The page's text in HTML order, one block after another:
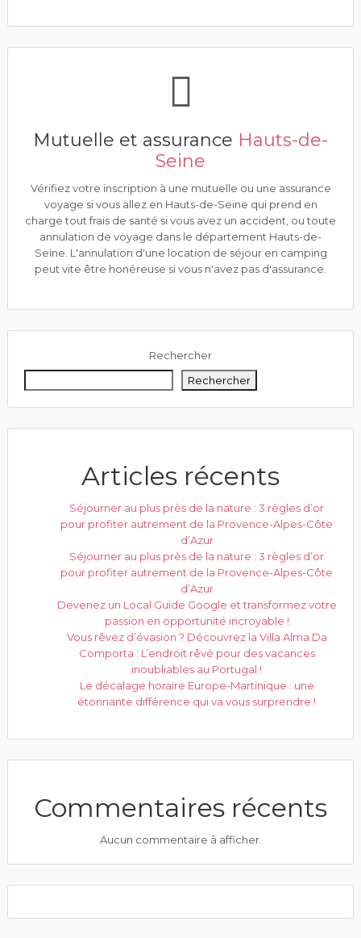
Mutuelle et assurance Hauts-de-
Seine
Vérifiez votre inscription à une mutuelle ou une assurance
voyage si vous allez en Hauts-de-Seine qui prend en
charge tout frais de santé si vous avez un accident, ou toute
annulation de voyage dans le département Hauts-de-
Seine. L'annulation d'une location de séjour en camping
peut vite être honéreuse si vous n'avez pas d'assurance.
Rechercher
Rechercher
Articles récents
Séjourner au plus près de la nature : 3 règles d’or
pour profiter autrement de la Provence-Alpes-Côte
d’Azur
Séjourner au plus près de la nature : 3 règles d’or
pour profiter autrement de la Provence-Alpes-Côte
d’Azur
Devenez un Local Guide Google et transformez votre
passion en opportunité incroyable !
Vous rêvez d’évasion ? Découvrez la Villa Alma Da
Comporta : L’endroit rêvé pour des vacances
inoubliables au Portugal !
Le décalage horaire Europe-Martinique : une
étonnante différence qui va vous surprendre !
Commentaires récents
Aucun commentaire à afficher.